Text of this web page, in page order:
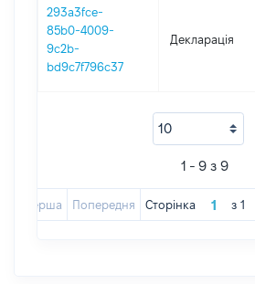
293a3fce-
85b0-4009-
9c2b-
bd9c7f796c37
Декларація
1 - 9 з 9
Перша Попередня Сторінка з 1